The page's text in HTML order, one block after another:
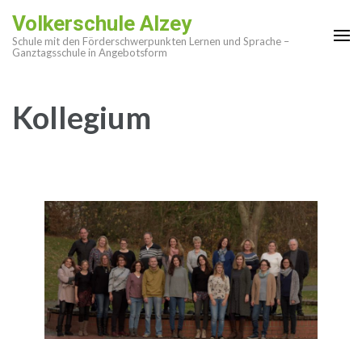
Inhalt
springen
Volkerschule Alzey
Schule mit den Förderschwerpunkten Lernen und Sprache –
Ganztagsschule in Angebotsform
Kollegium